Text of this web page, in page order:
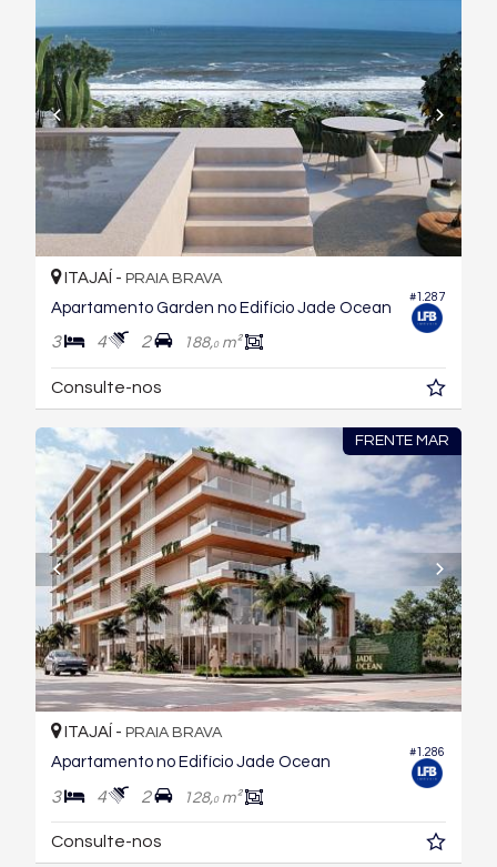
#1.287
ITAJAÍ - PRAIA BRAVA
Apartamento Garden no Edifício Jade Ocean
3 4 2 188,0m²
Consulte-nos
FRENTE MAR
#1.286
ITAJAÍ - PRAIA BRAVA
Apartamento no Edifício Jade Ocean
3 4 2 128,0m²
Consulte-nos